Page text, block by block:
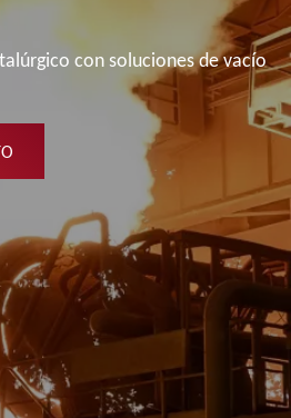
con soluciones de vacío